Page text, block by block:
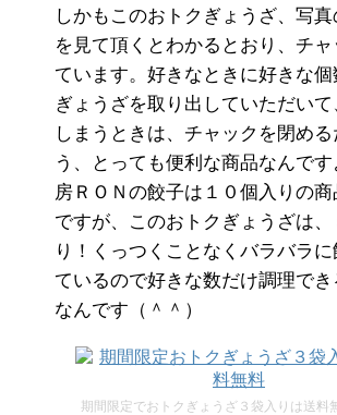
しかもこのおトクぎょうざ、写真
を見て頂くとわかるとおり、チ
ています。好きなときに好きな個
ぎょうざを取り出していただい
しまうときは、チャックを閉め
う、とっても便利な商品なんで
房ＲＯＮの餃子は１０個入りの
ですが、このおトクぎょうざは、
り！くっつくことなくバラバラ
ているので好きな数だけ調理で
なんです（＾＾）
期間限定でおトクぎょうざ３袋入りは送料